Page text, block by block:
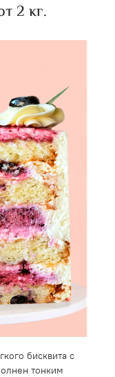
2 кг.
бисквита с
тонким